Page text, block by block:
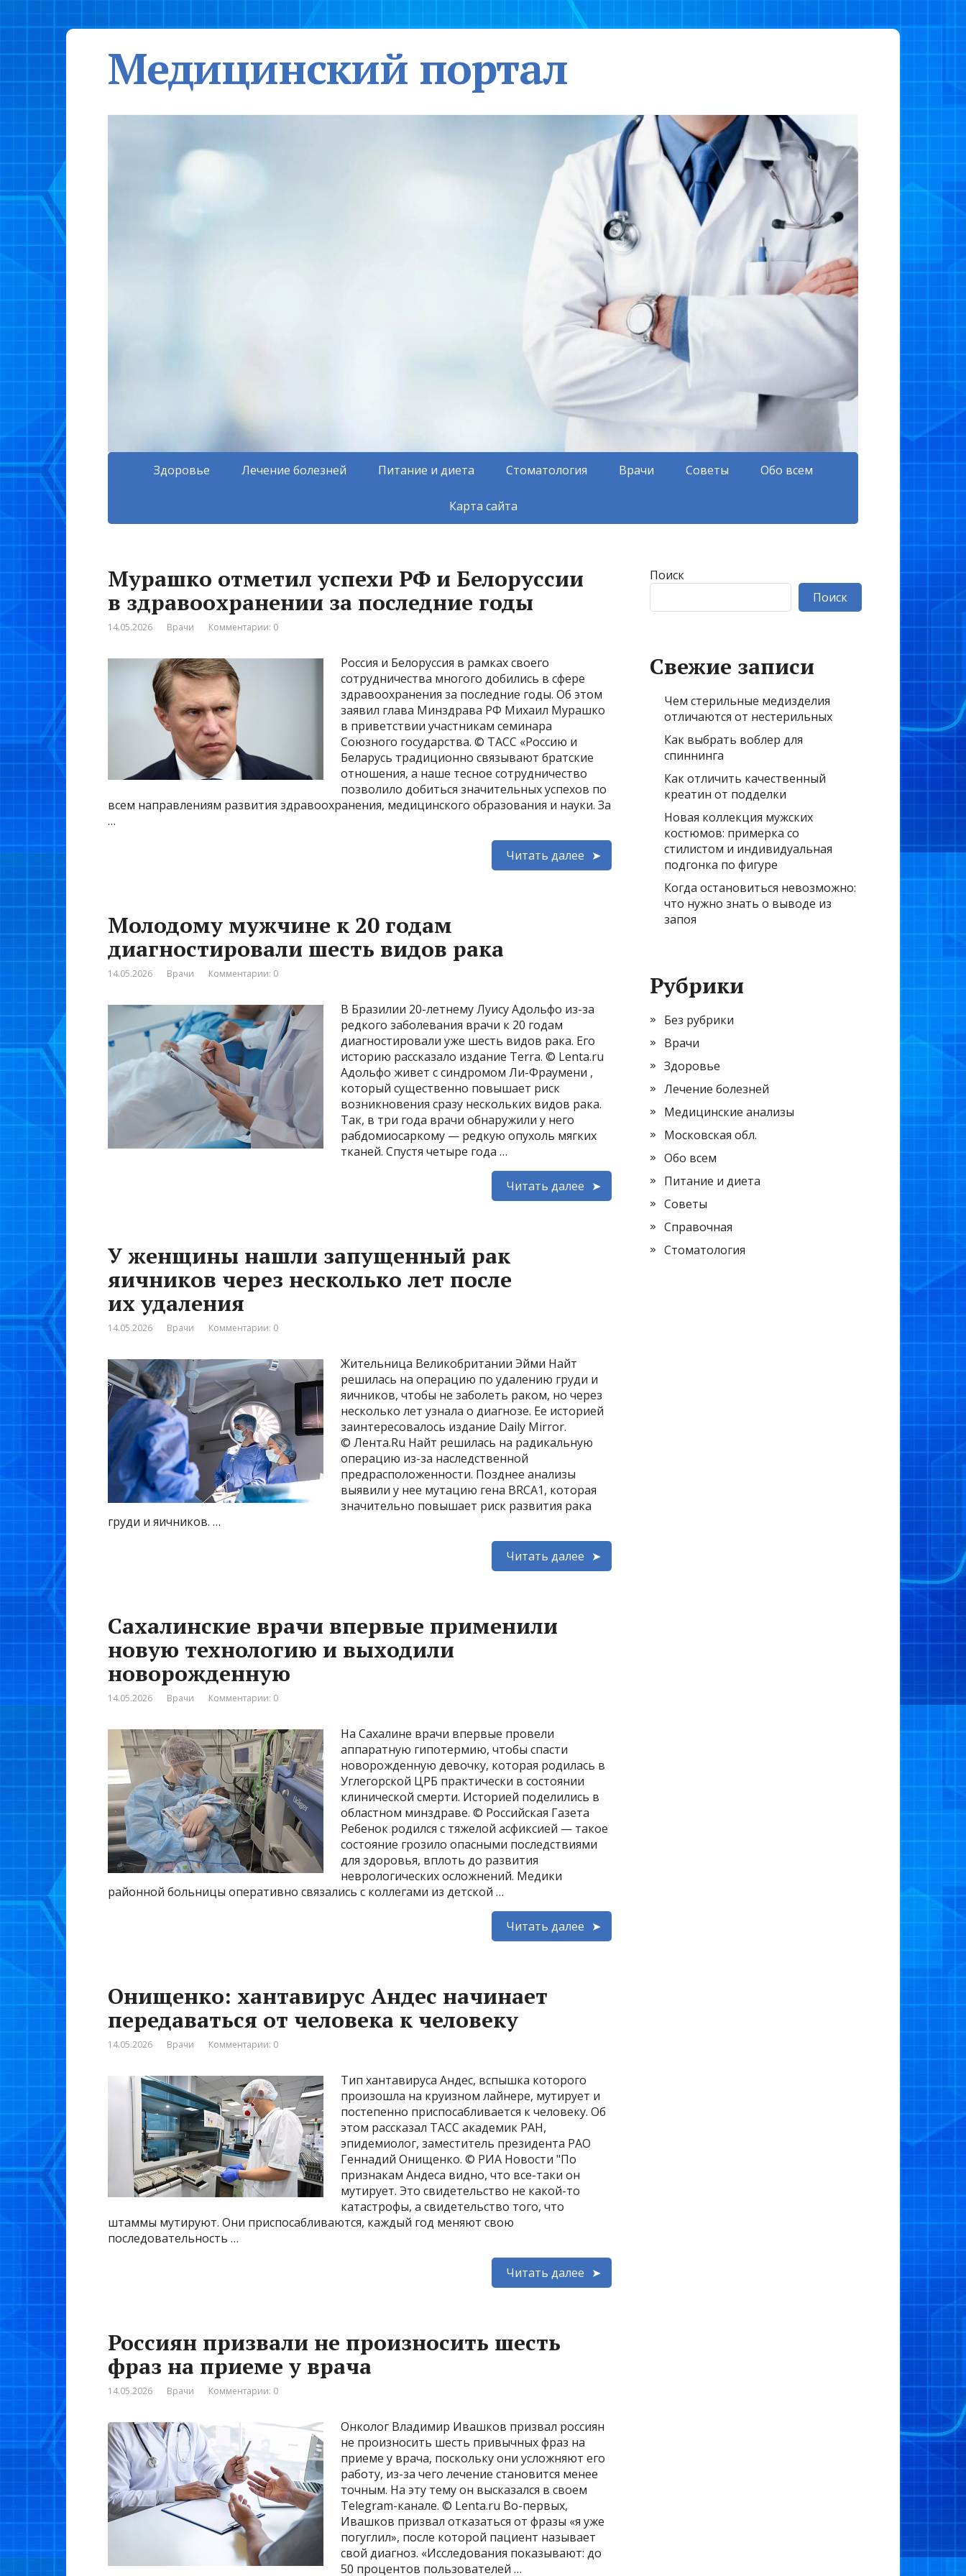
Медицинский портал
Здоровье Лечение болезней Питание и диета Стоматология Врачи Советы Обо всем
Карта сайта
Мурашко отметил успехи РФ и Белоруссии
в здравоохранении за последние годы
14.05.2026 Врачи Комментарии: 0
Россия и Белоруссия в рамках своего
сотрудничества многого добились в сфере
здравоохранения за последние годы. Об этом
заявил глава Минздрава РФ Михаил Мурашко
в приветствии участникам семинара
Союзного государства. © ТАСС «Россию и
Беларусь традиционно связывают братские
отношения, а наше тесное сотрудничество
позволило добиться значительных успехов по
всем направлениям развития здравоохранения, медицинского образования и науки. За
…
Читать далее
Молодому мужчине к 20 годам
диагностировали шесть видов рака
14.05.2026 Врачи Комментарии: 0
В Бразилии 20-летнему Луису Адольфо из-за
редкого заболевания врачи к 20 годам
диагностировали уже шесть видов рака. Его
историю рассказало издание Terra. © Lenta.ru
Адольфо живет с синдромом Ли-Фраумени ,
который существенно повышает риск
возникновения сразу нескольких видов рака.
Так, в три года врачи обнаружили у него
рабдомиосаркому — редкую опухоль мягких
тканей. Спустя четыре года …
Читать далее
У женщины нашли запущенный рак
яичников через несколько лет после
их удаления
14.05.2026 Врачи Комментарии: 0
Жительница Великобритании Эйми Найт
решилась на операцию по удалению груди и
яичников, чтобы не заболеть раком, но через
несколько лет узнала о диагнозе. Ее историей
заинтересовалось издание Daily Mirror.
© Лента.Ru Найт решилась на радикальную
операцию из-за наследственной
предрасположенности. Позднее анализы
выявили у нее мутацию гена BRCA1, которая
значительно повышает риск развития рака
груди и яичников. …
Читать далее
Сахалинские врачи впервые применили
новую технологию и выходили
новорожденную
14.05.2026 Врачи Комментарии: 0
На Сахалине врачи впервые провели
аппаратную гипотермию, чтобы спасти
новорожденную девочку, которая родилась в
Углегорской ЦРБ практически в состоянии
клинической смерти. Историей поделились в
областном минздраве. © Российская Газета
Ребенок родился с тяжелой асфиксией — такое
состояние грозило опасными последствиями
для здоровья, вплоть до развития
неврологических осложнений. Медики
районной больницы оперативно связались с коллегами из детской …
Читать далее
Онищенко: хантавирус Андес начинает
передаваться от человека к человеку
14.05.2026 Врачи Комментарии: 0
Тип хантавируса Андес, вспышка которого
произошла на круизном лайнере, мутирует и
постепенно приспосабливается к человеку. Об
этом рассказал ТАСС академик РАН,
эпидемиолог, заместитель президента РАО
Геннадий Онищенко. © РИА Новости "По
признакам Андеса видно, что все-таки он
мутирует. Это свидетельство не какой-то
катастрофы, а свидетельство того, что
штаммы мутируют. Они приспосабливаются, каждый год меняют свою
последовательность …
Читать далее
Россиян призвали не произносить шесть
фраз на приеме у врача
14.05.2026 Врачи Комментарии: 0
Онколог Владимир Ивашков призвал россиян
не произносить шесть привычных фраз на
приеме у врача, поскольку они усложняют его
работу, из-за чего лечение становится менее
точным. На эту тему он высказался в своем
Telegram-канале. © Lenta.ru Во-первых,
Ивашков призвал отказаться от фразы «я уже
погуглил», после которой пациент называет
свой диагноз. «Исследования показывают: до
50 процентов пользователей …
Поиск
Поиск
Свежие записи
Чем стерильные медизделия
отличаются от нестерильных
Как выбрать воблер для
спиннинга
Как отличить качественный
креатин от подделки
Новая коллекция мужских
костюмов: примерка со
стилистом и индивидуальная
подгонка по фигуре
Когда остановиться невозможно:
что нужно знать о выводе из
запоя
Рубрики
Без рубрики
Врачи
Здоровье
Лечение болезней
Медицинские анализы
Московская обл.
Обо всем
Питание и диета
Советы
Справочная
Стоматология